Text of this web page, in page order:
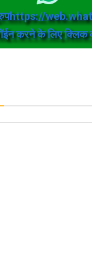
करने के लिए क्लिक